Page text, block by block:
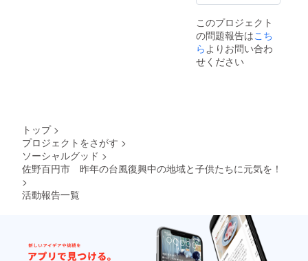
このプロジェクト
の問題報告はこち
ら よりお問い合わ
せください
トップ >
プロジェクトをさがす >
ソーシャルグッド >
佐野百円市 昨年の台風復興中の地域と子供たちに元気を！
>
活動報告一覧